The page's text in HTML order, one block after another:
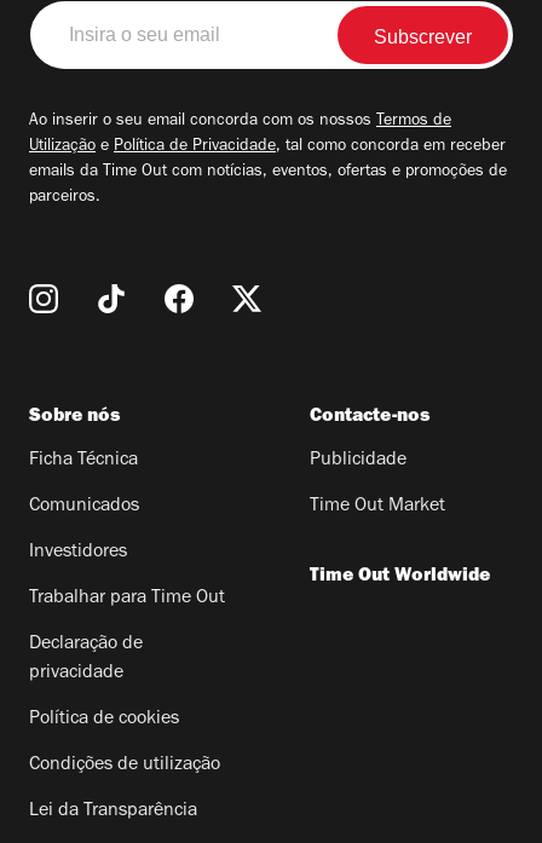
Insira
o
seu
Ao inserir o seu email concorda com os nossos Termos de
Utilização e Política de Privacidade, tal como concorda em receber
emails da Time Out com notícias, eventos, ofertas e promoções de
parceiros.
Sobre nós
Ficha Técnica
Comunicados
Investidores
Trabalhar para Time Out
Declaração de
privacidade
Política de cookies
Condições de utilização
Lei da Transparência
Contacte-nos
Publicidade
Time Out Market
Time Out Worldwide